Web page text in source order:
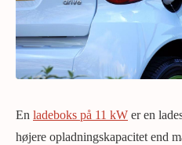
En ladeboks på 11 kW er en
højere opladningskapacitet end